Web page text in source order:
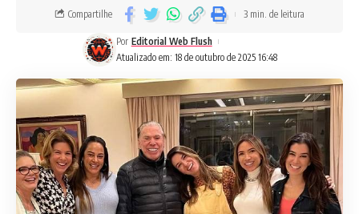
Atualizado em: 18 de outubro de 2025 16:48
Por Editorial Web Flush
Compartilhe 3 min. de leitura